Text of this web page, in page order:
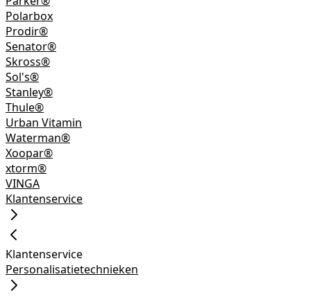
Polarbox
Prodir®
Senator®
Skross®
Sol's®
Stanley®
Thule®
Urban Vitamin
Waterman®
Xoopar®
xtorm®
VINGA
Klantenservice
Klantenservice
Personalisatietechnieken